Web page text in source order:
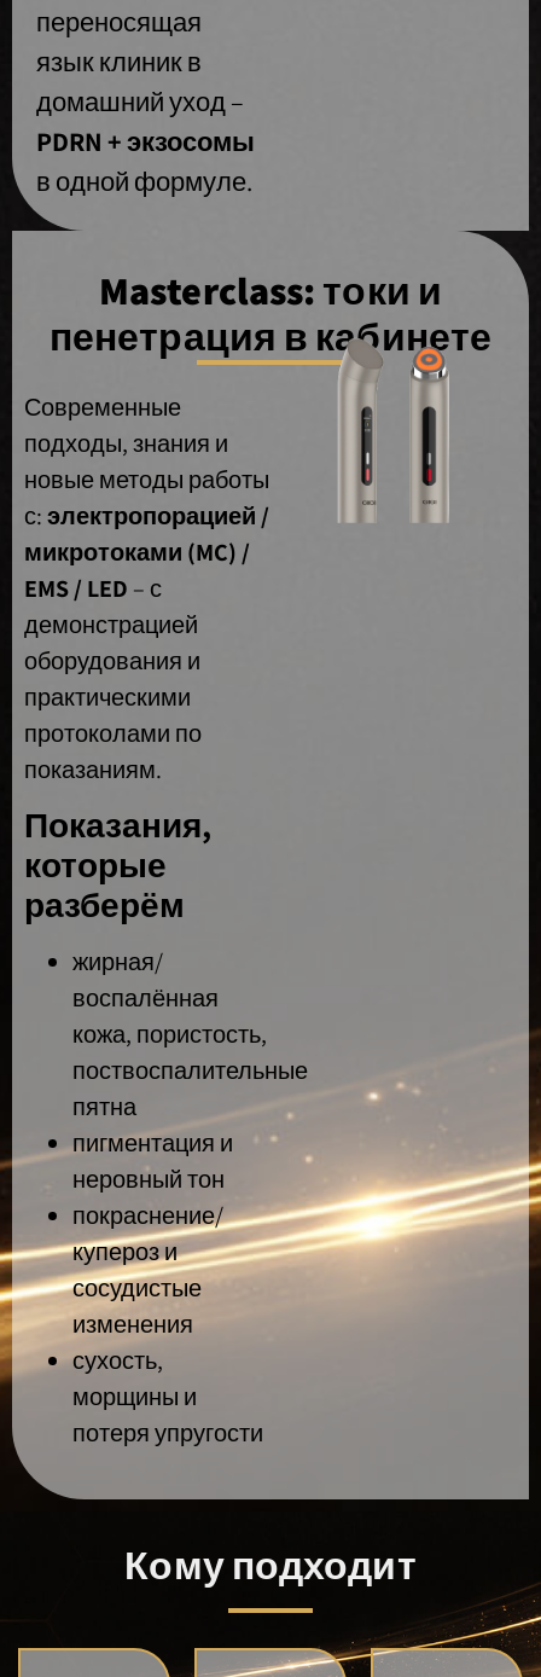
переносящая
язык клиник в
домашний уход –
PDRN + экзосомы
в одной формуле.
Masterclass: токи и
пенетрация в кабинете
Современные
подходы, знания и
новые методы работы
с:электропорацией /
микротоками (MC) /
EMS / LED – с
демонстрацией
оборудования и
практическими
протоколами по
показаниям.
Показания,
которые
разберём
жирная/
воспалённая
кожа, пористость,
поствоспалительные
пятна
пигментация и
неровный тон
покраснение/
купероз и
сосудистые
изменения
сухость,
морщины и
потеря упругости
Кому подходит